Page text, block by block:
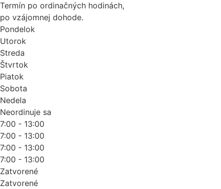
Termín po ordinačných hodinách,
po vzájomnej dohode.
Pondelok
Utorok
Streda
Štvrtok
Piatok
Sobota
Nedela
Neordinuje sa
7:00 - 13:00
7:00 - 13:00
7:00 - 13:00
7:00 - 13:00
Zatvorené
Zatvorené